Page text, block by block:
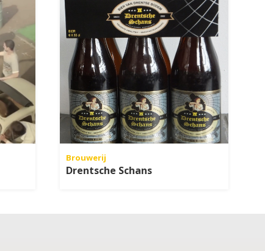
Brouwerij
Drentsche Schans